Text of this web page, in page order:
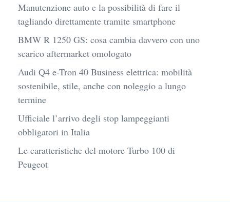
Manutenzione auto e la possibilità di fare il
tagliando direttamente tramite smartphone
BMW R 1250 GS: cosa cambia davvero con uno
scarico aftermarket omologato
Audi Q4 e-Tron 40 Business elettrica: mobilità
sostenibile, stile, anche con noleggio a lungo
termine
Ufficiale l’arrivo degli stop lampeggianti
obbligatori in Italia
Le caratteristiche del motore Turbo 100 di
Peugeot